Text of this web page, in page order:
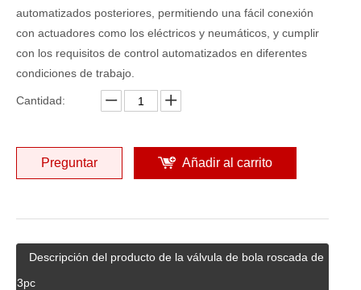
automatizados posteriores, permitiendo una fácil conexión
con actuadores como los eléctricos y neumáticos, y cumplir
con los requisitos de control automatizados en diferentes
condiciones de trabajo.
Cantidad:
Preguntar Añadir al carrito
Descripción del producto de la válvula de bola roscada de
3pc